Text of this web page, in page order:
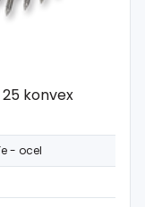
25 konvex
- ocel